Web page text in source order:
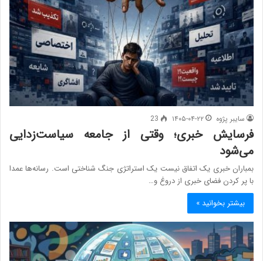
سایبر پژوه ۱۴۰۵-۰۴-۲۲ 23
فرسایش خبری؛ وقتی از جامعه سیاست‌زدایی
می‌شود
بمباران خبری یک اتفاق نیست یک استراتژی جنگ شناختی است. رسانه‌ها عمدا
با پر کردن فضای خبری از دروغ و…
بیشتر بخوانید »